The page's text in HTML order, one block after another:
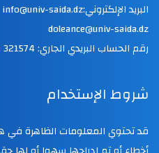
البريد الإلكتروني:info@univ-saida.dz
doleance@univ-saida.dz
رقم الحساب البريدي الجاري: 321574 مفتاح 31
شروط الإستخدام
قد تحتوي المعلومات الظاهرة في